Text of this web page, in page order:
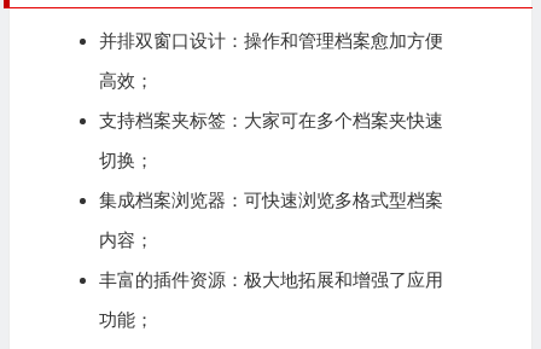
并排双窗口设计：操作和管理档案愈加方便
高效；
支持档案夹标签：大家可在多个档案夹快速
切换；
集成档案浏览器：可快速浏览多格式型档案
内容；
丰富的插件资源：极大地拓展和增强了应用
功能；